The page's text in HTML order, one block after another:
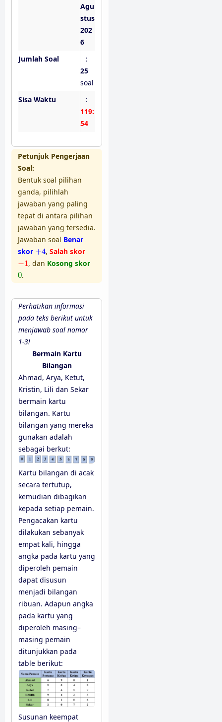
Agu
stus
202
6
Jumlah Soal
:
25
soal
Sisa Waktu
:
119:
53
Petunjuk Pengerjaan
Soal:
Bentuk soal pilihan
ganda, pilihlah
jawaban yang paling
tepat di antara pilihan
jawaban yang tersedia.
Jawaban soal Benar
skor +4
+ 4, Salah skor
−1
1 , dan Kosong skor
0
0.
Perhatikan informasi
pada teks berikut untuk
menjawab soal nomor
1-3!
Bermain Kartu
Bilangan
Ahmad, Arya, Ketut,
Kristin, Lili dan Sekar
bermain kartu
bilangan. Kartu
bilangan yang mereka
gunakan adalah
sebagai berkut:
Kartu bilangan di acak
secara tertutup,
kemudian dibagikan
kepada setiap pemain.
Pengacakan kartu
dilakukan sebanyak
empat kali, hingga
angka pada kartu yang
diperoleh pemain
dapat disusun
menjadi bilangan
ribuan. Adapun angka
pada kartu yang
diperoleh masing–
masing pemain
ditunjukkan pada
table berikut:
Susunan keempat